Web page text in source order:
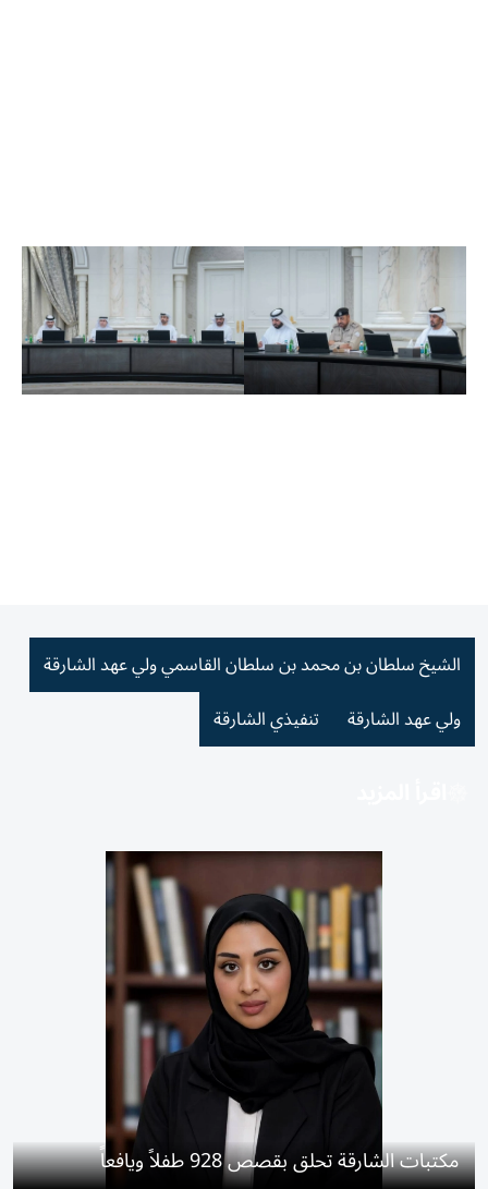
الشيخ سلطان بن محمد بن سلطان القاسمي ولي عهد الشارقة
ولي عهد الشارقة
تنفيذي الشارقة
مكتبات الشارقة تحلق بقصص 928 طفلاً ويافعاً